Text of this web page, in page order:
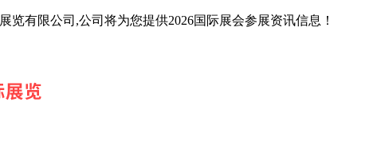
览有限公司,公司将为您提供2026国际展会参展资讯信息！